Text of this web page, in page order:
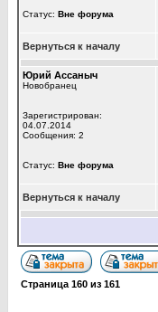
Статус: Вне форума
Вернуться к началу
Юрий Ассаныч
Новобранец
Зарегистрирован:
04.07.2014
Сообщения: 2
Статус: Вне форума
Вернуться к началу
Страница 160 из 161